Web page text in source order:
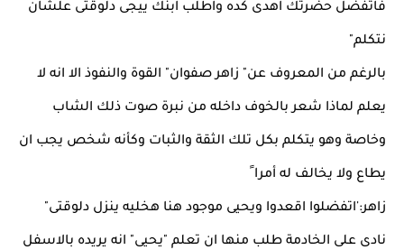
فاتفضل حضرتك اهدى كده واطلب ابنك ييجى دلوقتى علشان
نتكلم"
بالرغم من المعروف عن" زاهر صفوان" القوة والنفوذ الا انه لا
يعلم لماذا شعر بالخوف داخله من نبرة صوت ذلك الشاب
وخاصة وهو يتكلم بكل تلك الثقة والثبات وكأنه شخص يجب ان
يطاع ولا يخالف له أمرا ً
زاهر:'اتفضلوا اقعدوا ويحيى موجود هنا هخليه ينزل دلوقتى"
نادى على الخادمة طلب منها ان تعلم "يحيى" انه يريده بالاسفل